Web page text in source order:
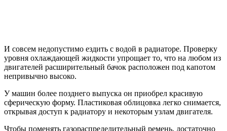
И совсем недопустимо ездить с водой в радиаторе. Проверку
уровня охлаждающей жидкости упрощает то, что на любом из
двигателей расширительный бачок расположен под капотом
непривычно высоко.
У машин более позднего выпуска он приобрел красивую
сферическую форму. Пластиковая облицовка легко снимается,
открывая доступ к радиатору и некоторым узлам двигателя.
Чтобы поменять газораспределительный ремень, достаточно